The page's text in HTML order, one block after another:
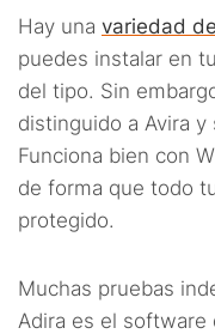
Hay una variedad
puedes instalar en
del tipo. Sin
distinguido a Avira
Funciona bien con
de forma que todo
protegido.
Muchas pruebas
Adira es el software